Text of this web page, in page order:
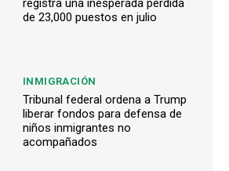
registra una inesperada pérdida
de 23,000 puestos en julio
INMIGRACIÓN
Tribunal federal ordena a Trump
liberar fondos para defensa de
niños inmigrantes no
acompañados